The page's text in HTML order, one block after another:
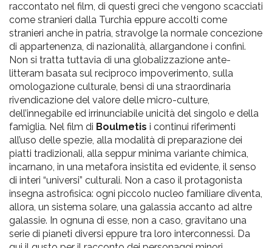
raccontato nel film, di questi greci che vengono scacciati
come stranieri dalla Turchia eppure accolti come
stranieri anche in patria, stravolge la normale concezione
di appartenenza, di nazionalità, allargandone i confini.
Non si tratta tuttavia di una globalizzazione ante-
litteram basata sul reciproco impoverimento, sulla
omologazione culturale, bensì di una straordinaria
rivendicazione del valore delle micro-culture,
dell’innegabile ed irrinunciabile unicità del singolo e della
famiglia. Nel film di Boulmetis i continui riferimenti
all’uso delle spezie, alla modalità di preparazione dei
piatti tradizionali, alla seppur minima variante chimica,
incarnano, in una metafora insistita ed evidente, il senso
di interi “universi” culturali. Non a caso il protagonista
insegna astrofisica: ogni piccolo nucleo familiare diventa,
allora, un sistema solare, una galassia accanto ad altre
galassie. In ognuna di esse, non a caso, gravitano una
serie di pianeti diversi eppure tra loro interconnessi. Da